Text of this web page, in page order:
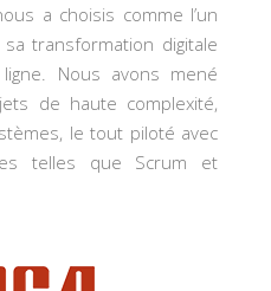
a choisis comme l’un
transformation digitale
Nous avons mené
de haute complexité,
le tout piloté avec
telles que Scrum et